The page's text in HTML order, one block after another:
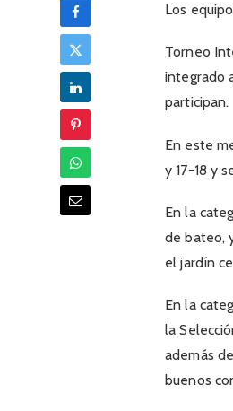
Los
Torneo
integrado
participan.
En este
y 17-18 y
En la
de bateo,
el jardín
En la
la
además
buenos